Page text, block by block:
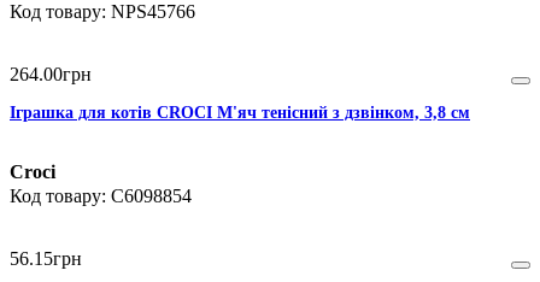
NPS45766
264.00грн
Іграшка для котів CROCI М'яч тенісний з дзвінком, 3,8 см
Croci
C6098854
56.15грн